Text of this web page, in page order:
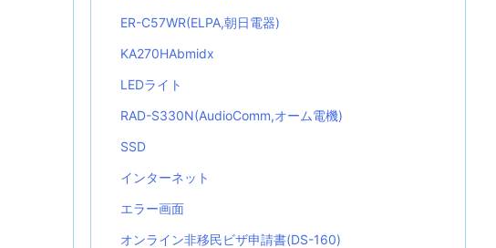
ER-C57WR(ELPA,朝日電器)
KA270HAbmidx
LEDライト
RAD-S330N(AudioComm,オーム電機)
SSD
インターネット
エラー画面
オンライン非移民ビザ申請書(DS-160)